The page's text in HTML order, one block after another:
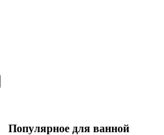
Популярное для ванной